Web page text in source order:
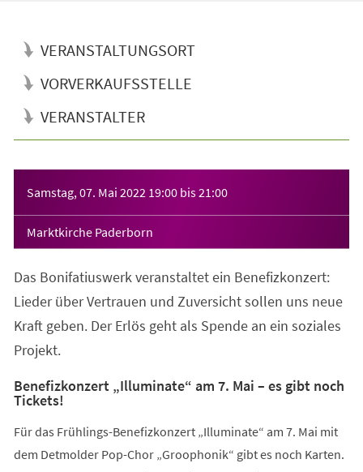
VERANSTALTUNGSORT
VORVERKAUFSSTELLE
VERANSTALTER
Samstag, 07. Mai 2022 19:00 bis21:00
Marktkirche Paderborn
Das Bonifatiuswerk veranstaltet ein Benefizkonzert:
Lieder über Vertrauen und Zuversicht sollen uns neue
Kraft geben. Der Erlös geht als Spende an ein soziales
Projekt.
Benefizkonzert „Illuminate“ am 7. Mai – es gibt noch
Tickets!
Für das Frühlings-Benefizkonzert „Illuminate“ am 7. Mai mit
dem Detmolder Pop-Chor „Groophonik“ gibt es noch Karten.